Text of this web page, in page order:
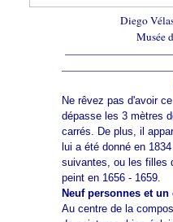
Diego
Musée
Ne rêvez pas d'avoir
dépasse les 3 mètres
carrés. De plus, il
lui a été donné en
suivantes, ou les filles
peint en 1656 - 1659.
Neuf personnes et un
Au centre de la